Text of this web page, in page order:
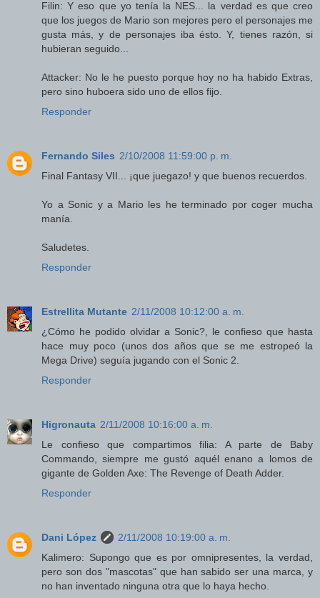
Filin: Y eso que yo tenía la NES... la verdad es que creo
que los juegos de Mario son mejores pero el personajes me
gusta más, y de personajes iba ésto. Y, tienes razón, si
hubieran seguido...
Attacker: No le he puesto porque hoy no ha habido Extras,
pero sino huboera sido uno de ellos fijo.
Responder
Fernando Siles 2/10/2008 11:59:00 p. m.
Final Fantasy VII... ¡que juegazo! y que buenos recuerdos.
Yo a Sonic y a Mario les he terminado por coger mucha
manía.
Saludetes.
Responder
Estrellita Mutante 2/11/2008 10:12:00 a. m.
¿Cómo he podido olvidar a Sonic?, le confieso que hasta
hace muy poco (unos dos años que se me estropeó la
Mega Drive) seguía jugando con el Sonic 2.
Responder
Higronauta 2/11/2008 10:16:00 a. m.
Le confieso que compartimos filia: A parte de Baby
Commando, siempre me gustó aquél enano a lomos de
gigante de Golden Axe: The Revenge of Death Adder.
Responder
Dani López
2/11/2008 10:19:00 a. m.
Kalimero: Supongo que es por omnipresentes, la verdad,
pero son dos "mascotas" que han sabido ser una marca, y
no han inventado ninguna otra que lo haya hecho.